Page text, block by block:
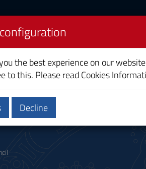
the best experience on our
to this. Please read Cookies
Decline